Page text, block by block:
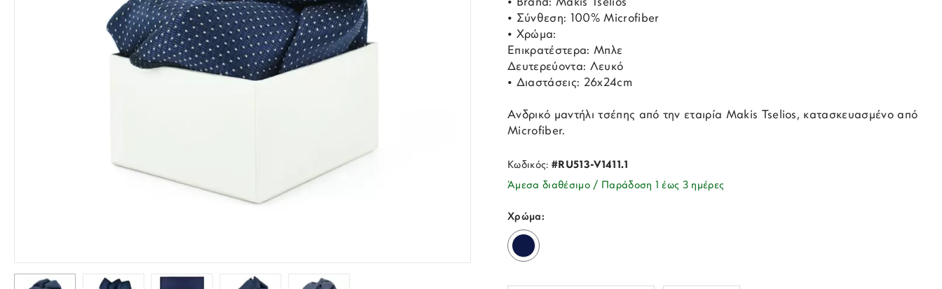
• Brand: Makis Tselios
• Σύνθεση: 100% Microfiber
• Χρώμα:
Επικρατέστερα: Μπλε
Δευτερεύοντα: Λευκό
• Διαστάσεις: 26x24cm
Ανδρικό μαντήλι τσέπης από την εταιρία Makis Tselios, κατασκευασμένο από
Microfiber.
Κωδικός:#RU513-V1411.1
Άμεσα διαθέσιμο / Παράδοση 1 έως 3 ημέρες
Χρώμα: